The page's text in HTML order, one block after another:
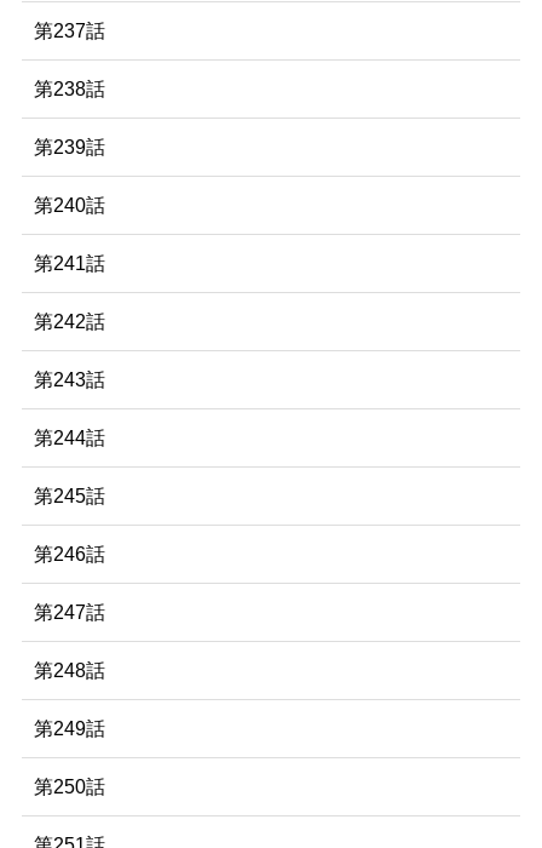
第237話
第238話
第239話
第240話
第241話
第242話
第243話
第244話
第245話
第246話
第247話
第248話
第249話
第250話